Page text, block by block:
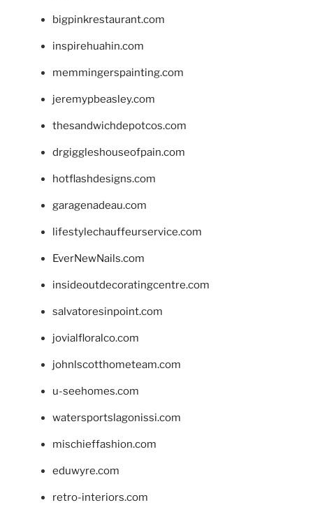
bigpinkrestaurant.com
inspirehuahin.com
memmingerspainting.com
jeremypbeasley.com
thesandwichdepotcos.com
drgiggleshouseofpain.com
hotflashdesigns.com
garagenadeau.com
lifestylechauffeurservice.com
EverNewNails.com
insideoutdecoratingcentre.com
salvatoresinpoint.com
jovialfloralco.com
johnlscotthometeam.com
u-seehomes.com
watersportslagonissi.com
mischieffashion.com
eduwyre.com
retro-interiors.com